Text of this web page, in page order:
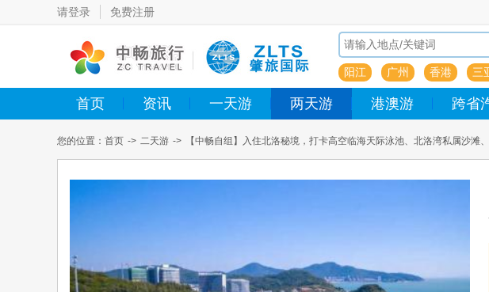
请登录 免费注册
阳江 广州 香港 三
首页 资讯 一天游 两天游 港澳游 跨省
您的位置： 首页 -> 二天游 -> 【中畅自组】入住北洛秘境，打卡高空临海天际泳池、北洛湾私属沙